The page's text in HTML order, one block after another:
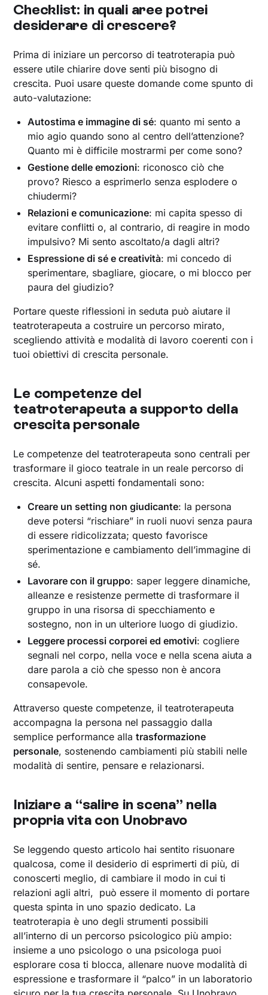
Checklist: in quali aree potrei
desiderare di crescere?
Prima di iniziare un percorso di teatroterapia può
essere utile chiarire dove senti più bisogno di
crescita. Puoi usare queste domande come spunto di
auto-valutazione:
Autostima e immagine di sé: quanto mi sento a
mio agio quando sono al centro dell’attenzione?
Quanto mi è difficile mostrarmi per come sono?
Gestione delle emozioni: riconosco ciò che
provo? Riesco a esprimerlo senza esplodere o
chiudermi?
Relazioni e comunicazione: mi capita spesso di
evitare conflitti o, al contrario, di reagire in modo
impulsivo? Mi sento ascoltato/a dagli altri?
Espressione di sé e creatività: mi concedo di
sperimentare, sbagliare, giocare, o mi blocco per
paura del giudizio?
Portare queste riflessioni in seduta può aiutare il
teatroterapeuta a costruire un percorso mirato,
scegliendo attività e modalità di lavoro coerenti con i
tuoi obiettivi di crescita personale.
Le competenze del
teatroterapeuta a supporto della
crescita personale
Le competenze del teatroterapeuta sono centrali per
trasformare il gioco teatrale in un reale percorso di
crescita. Alcuni aspetti fondamentali sono:
Creare un setting non giudicante: la persona
deve potersi “rischiare” in ruoli nuovi senza paura
di essere ridicolizzata; questo favorisce
sperimentazione e cambiamento dell’immagine di
sé.
Lavorare con il gruppo: saper leggere dinamiche,
alleanze e resistenze permette di trasformare il
gruppo in una risorsa di specchiamento e
sostegno, non in un ulteriore luogo di giudizio.
Leggere processi corporei ed emotivi: cogliere
segnali nel corpo, nella voce e nella scena aiuta a
dare parola a ciò che spesso non è ancora
consapevole.
Attraverso queste competenze, il teatroterapeuta
accompagna la persona nel passaggio dalla
semplice performance allatrasformazione
personale, sostenendo cambiamenti più stabili nelle
modalità di sentire, pensare e relazionarsi.
Iniziare a “salire in scena” nella
propria vita con Unobravo
Se leggendo questo articolo hai sentito risuonare
qualcosa, come il desiderio di esprimerti di più, di
conoscerti meglio, di cambiare il modo in cui ti
relazioni agli altri, può essere il momento di portare
questa spinta in uno spazio dedicato. La
teatroterapia è uno degli strumenti possibili
all’interno di un percorso psicologico più ampio:
insieme a uno psicologo o una psicologa puoi
esplorare cosa ti blocca, allenare nuove modalità di
espressione e trasformare il “palco” in un laboratorio